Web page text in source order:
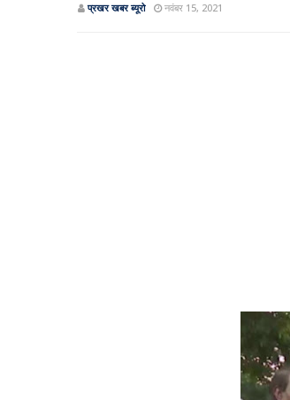
प्रखर खबर ब्‍यूरो नवंबर 15, 2021